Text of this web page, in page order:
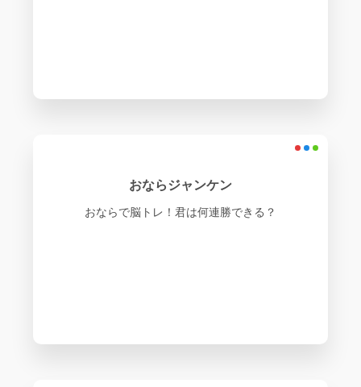
おならジャンケン
おならで脳トレ！君は何連勝できる？